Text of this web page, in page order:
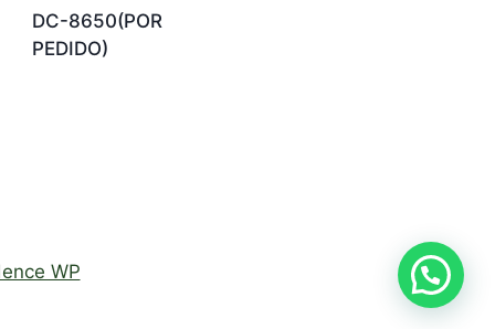
DC-8650(POR
PEDIDO)
WP